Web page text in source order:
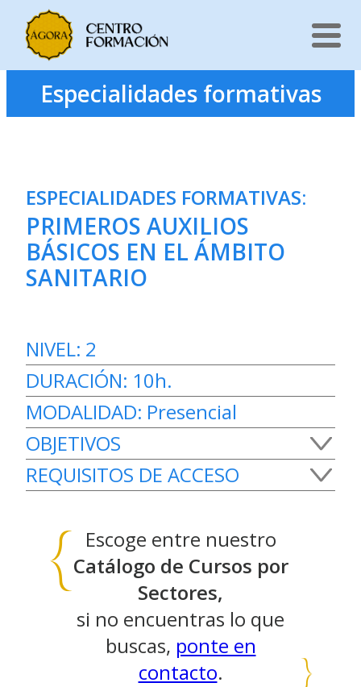
SaltarEspecialidades formativas
ESPECIALIDADES FORMATIVAS:
PRIMEROS AUXILIOS
BÁSICOS EN EL ÁMBITO
SANITARIO
NIVEL: 2
DURACIÓN: 10h.
MODALIDAD: Presencial
OBJETIVOS
Identificar las actuaciones básicas en
sanitario.
REQUISITOS DE ACCESO
de los siguientes requisitos:
– Haber superado cualquier prueba oficial
de acceso a la universidad
– Certificado de profesionalidad de nivel 1
– Haber superado la prueba
Escoge entre nuestro
Catálogo de Cursos por
Sectores,
si no encuentras lo que
buscas, ponte en
contacto.